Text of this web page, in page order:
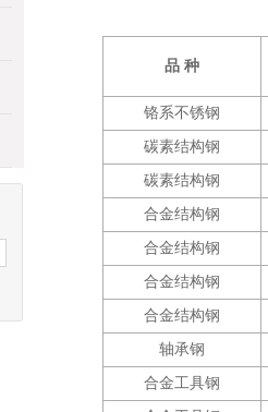
品 种
铬系不锈钢
碳素结构钢
碳素结构钢
合金结构钢
合金结构钢
合金结构钢
合金结构钢
轴承钢
合金工具钢